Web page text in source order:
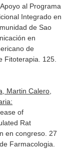
al Programa
Integrado en
de Sao
en
de
Fitoterapia. 125.
Martin Calero,
of
Rat
en congreso. 27
Farmacologia.